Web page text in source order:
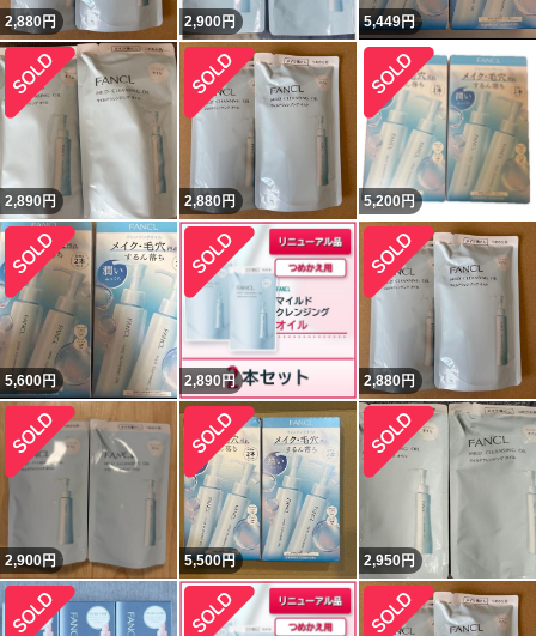
2,880円 2,900円 5,449円
2,890円 2,880円 5,200円
5,600円 2,890 円 2,880円
2,900円 5,500円 2,950円